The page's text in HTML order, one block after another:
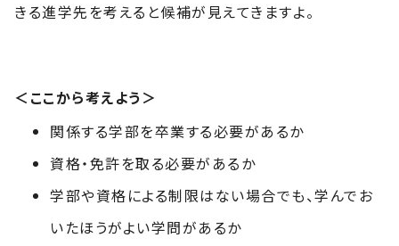
きる進学先を考えると候補が見えてきますよ。
＜ここから考えよう＞
関係する学部を卒業する必要があるか
資格・免許を取る必要があるか
学部や資格による制限はない場合でも、学んでお
いたほうがよい学問があるか